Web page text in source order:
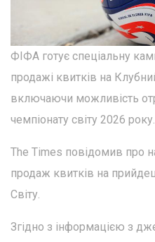
ФІФА готує спеціальну
продажі квитків на
включаючи можливість
чемпіонату світу 2026 року.
The Times повідомив про
продаж квитків на
Світу.
Згідно з інформацією з